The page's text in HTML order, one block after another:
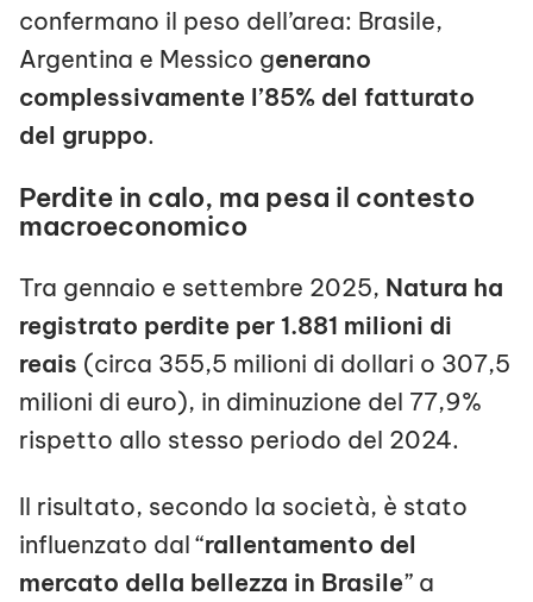
confermano il peso dell’area: Brasile,
Argentina e Messico generano
complessivamente l’85% del fatturato
del gruppo.
Perdite in calo, ma pesa il contesto
macroeconomico
Tra gennaio e settembre 2025, Natura ha
registrato perdite per 1.881 milioni di
reais (circa 355,5 milioni di dollari o 307,5
milioni di euro), in diminuzione del 77,9%
rispetto allo stesso periodo del 2024.
Il risultato, secondo la società, è stato
influenzato dal “rallentamento del
mercato della bellezza in Brasile” a